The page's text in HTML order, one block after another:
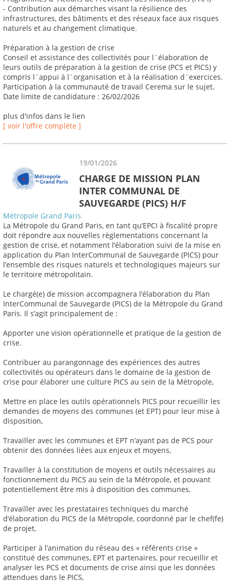
- Contribution aux démarches visant la résilience des
infrastructures, des bâtiments et des réseaux face aux risques
naturels et au changement climatique.
Préparation à la gestion de crise
Conseil et assistance des collectivités pour l`élaboration de
leurs outils de préparation à la gestion de crise (PCS et PICS) y
compris l`appui à l`organisation et à la réalisation d`exercices.
Participation à la communauté de travail Cerema sur le sujet.
Date limite de candidature : 26/02/2026
plus d'infos dans le lien
[ voir l'offre complète ]
19/01/2026
CHARGE DE MISSION PLAN
INTER COMMUNAL DE
SAUVEGARDE (PICS) H/F
Métropole Grand Paris
La Métropole du Grand Paris, en tant qu’EPCI à fiscalité propre
doit répondre aux nouvelles règlementations concernant la
gestion de crise, et notamment l’élaboration suivi de la mise en
application du Plan InterCommunal de Sauvegarde (PICS) pour
l’ensemble des risques naturels et technologiques majeurs sur
le territoire métropolitain.
Le chargé(e) de mission accompagnera l’élaboration du Plan
InterCommunal de Sauvegarde (PICS) de la Métropole du Grand
Paris. Il s’agit principalement de :
Apporter une vision opérationnelle et pratique de la gestion de
crise.
Contribuer au parangonnage des expériences des autres
collectivités ou opérateurs dans le domaine de la gestion de
crise pour élaborer une culture PICS au sein de la Métropole,
Mettre en place les outils opérationnels PICS pour recueillir les
demandes de moyens des communes (et EPT) pour leur mise à
disposition,
Travailler avec les communes et EPT n’ayant pas de PCS pour
obtenir des données liées aux enjeux et moyens,
Travailler à la constitution de moyens et outils nécessaires au
fonctionnement du PICS au sein de la Métropole, et pouvant
potentiellement être mis à disposition des communes,
Travailler avec les prestataires techniques du marché
d’élaboration du PICS de la Métropole, coordonné par le chef(fe)
de projet,
Participer à l’animation du réseau des « référents crise »
constitué des communes, EPT et partenaires, pour recueillir et
analyser les PCS et documents de crise ainsi que les données
attendues dans le PICS,